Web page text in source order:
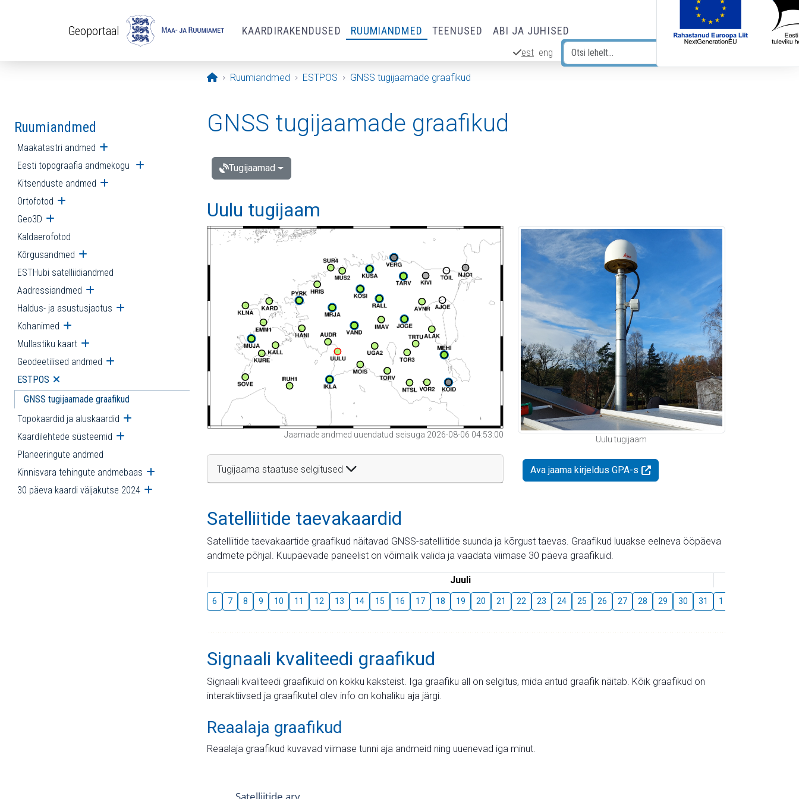
Geoportaal KAARDIRAKENDUSED RUUMIANDMED TEENUSED ABI JA JUHISED
est eng
Avaleht
Ruumiandmed ESTPOS GNSS tugijaamade graafikud
Ruumiandmed
Maakatastri andmed Ava alammenüü
Eesti topograafia andmekogu Ava alammenüü
Kitsenduste andmed Ava alammenüü
Ortofotod Ava alammenüü
Geo3D Ava alammenüü
Kaldaerofotod
Kõrgusandmed Ava alammenüü
ESTHubi satelliidiandmed
Aadressiandmed Ava alammenüü
Haldus- ja asustusjaotus Ava alammenüü
Kohanimed Ava alammenüü
Mullastiku kaart Ava alammenüü
Geodeetilised andmed Ava alammenüü
ESTPOS Ava alammenüü
GNSS tugijaamade graafikud
Topokaardid ja aluskaardid Ava alammenüü
Kaardilehtede süsteemid Ava alammenüü
Planeeringute andmed
Kinnisvara tehingute andmebaas Ava alammenüü
30 päeva kaardi väljakutse 2024 Ava alammenüü
GNSS tugijaamade graafikud
Tugijaamad
Uulu tugijaam
Jaamade andmed uuendatud seisuga 2026-08-06 04:53:00
Tugijaama staatuse selgitused
Uulu tugijaam
Ava jaama kirjeldus GPA-s
Satelliitide taevakaardid
Satelliitide taevakaartide graafikud näitavad GNSS-satelliitide suunda ja kõrgust taevas. Graafikud luuakse eelneva ööpäeva
andmete põhjal. Kuupäevade paneelist on võimalik valida ja vaadata viimase 30 päeva graafikuid.
Juuli
6 7 8 9 10 11 12 13 14 15 16 17 18 19 20 21 22 23 24 25 26 27 28 29 30 31 1
Signaali kvaliteedi graafikud
Signaali kvaliteedi graafikuid on kokku kaksteist. Iga graafiku all on selgitus, mida antud graafik näitab. Kõik graafikud on
interaktiivsed ja graafikutel olev info on kohaliku aja järgi.
Reaalaja graafikud
Reaalaja graafikud kuvavad viimase tunni aja andmeid ning uuenevad iga minut.